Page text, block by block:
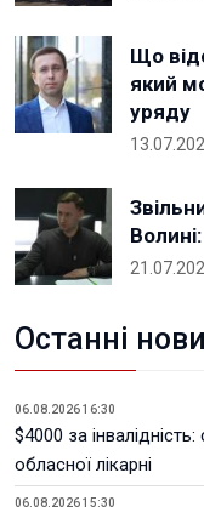
Що
який
уряду
Останні
06.08.2026 16:30
$4000 за
обласної лікарні
06.08.2026 15:30